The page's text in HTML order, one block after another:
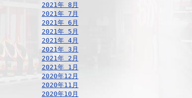
2021年 8月
2021年 7月
2021年 6月
2021年 5月
2021年 4月
2021年 3月
2021年 2月
2021年 1月
2020年12月
2020年11月
2020年10月